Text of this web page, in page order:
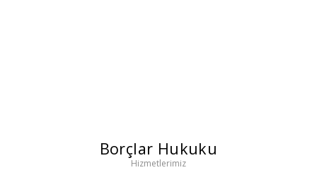
Borçlar Hukuku
Hizmetlerimiz